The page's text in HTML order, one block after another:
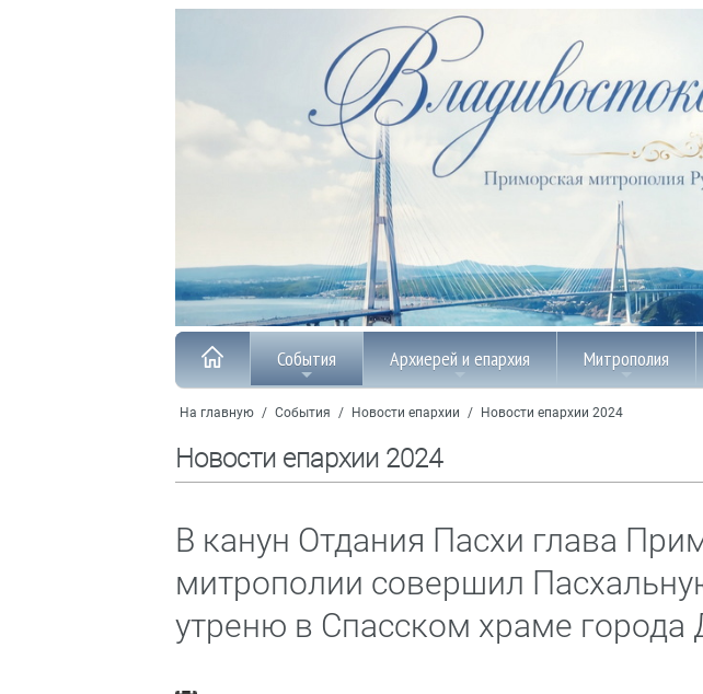
События Архиерей и епархия Митрополия
На главную / События / Новости епархии / Новости епархии 2024
Новости епархии 2024
В канун Отдания Пасхи глава
митрополии совершил
утреню в Спасском храме города